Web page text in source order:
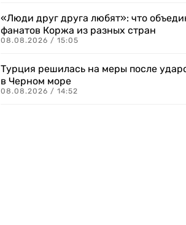
«Люди друг друга любят»: что
фанатов Коржа из разных стран
08.08.2026 / 15:05
Турция решилась на меры после
в Черном море
08.08.2026 / 14:52